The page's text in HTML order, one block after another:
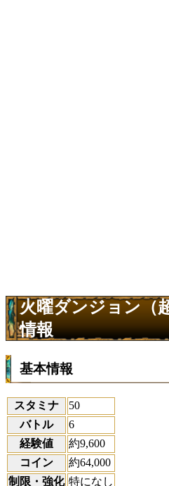
火曜ダンジョン（
情報
基本情報
スタミナ
50
バトル
6
経験値
約9,600
コイン
約64,000
制限・強化 特になし